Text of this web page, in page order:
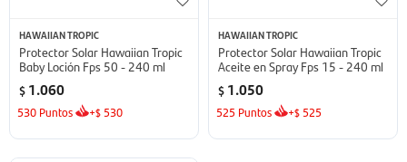
HAWAIIAN TROPIC
Protector Solar Hawaiian Tropic
Baby Loción Fps 50 - 240 ml
$ 1.060
530 Puntos +$ 530
HAWAIIAN TROPIC
Protector Solar Hawaiian Tropic
Aceite en Spray Fps 15 - 240 ml
$ 1.050
525 Puntos +$ 525